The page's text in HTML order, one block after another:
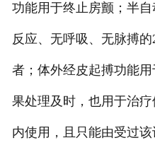
功能用于终止房颤；半
反应、无呼吸、无脉搏
者；体外经皮起搏功能
果处理及时，也用于治
内使用，且只能由受过